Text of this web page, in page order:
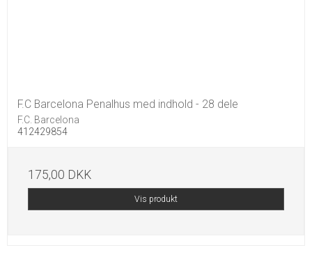
F.C Barcelona Penalhus med indhold - 28 dele
F.C. Barcelona
412429854
175,00 DKK
Vis produkt